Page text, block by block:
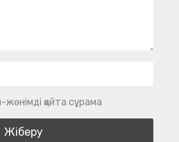
жөнімді қайта сұрама